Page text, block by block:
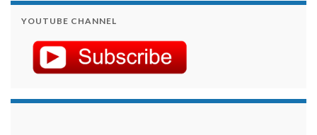
YOUTUBE CHANNEL